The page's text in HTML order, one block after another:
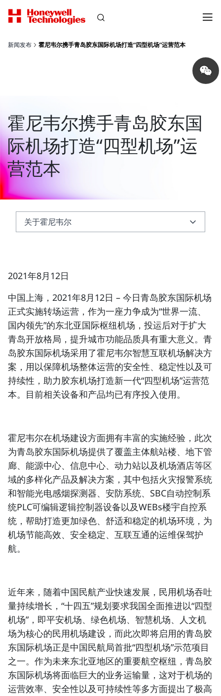
新闻发布 霍尼韦尔携手青岛胶东国际机场打造“四型机场”运营范本
Share
on
wechat
霍尼韦尔携手青岛胶东国
际机场打造“四型机场”运
营范本
关于霍尼韦尔
2021年8月12日
中国上海，2021年8月12日 – 今日青岛胶东国际机场
正式实施转场运营，作为一座力争成为“世界一流、
国内领先”的东北亚国际枢纽机场，投运后对于扩大
青岛开放格局，提升城市功能品质具有重大意义。青
岛胶东国际机场采用了霍尼韦尔智慧互联机场解决方
案，用以保障机场整体运营的安全性、稳定性以及可
持续性，助力胶东机场打造新一代“四型机场”运营范
本。目前相关设备和产品均已有序投入使用。
霍尼韦尔在机场建设方面拥有丰富的实施经验，此次
为青岛胶东国际机场提供了覆盖主体航站楼、地下管
廊、能源中心、信息中心、动力站以及机场酒店等区
域的多样化产品及解决方案，其中包括火灾报警系统
和智能光电感烟探测器、安防系统、SBC自动控制系
统PLC可编辑逻辑控制器设备以及WEBs楼宇自控系
统，帮助打造更加绿色、舒适和稳定的机场环境，为
机场节能高效、安全稳定、互联互通的运维保驾护
航。
近年来，随着中国民航产业快速发展，民用机场吞吐
量持续增长，“十四五”规划要求我国全面推进以“四型
机场”，即平安机场、绿色机场、智慧机场、人文机
场为核心的民用机场建设，而此次即将启用的青岛胶
东国际机场正是中国民航局首批“四型机场”示范项目
之一。作为未来东北亚地区的重要航空枢纽，青岛胶
东国际机场将面临巨大的业务运输量，这对于机场的
运营效率、安全性以及可持续性等多方面提出了极高